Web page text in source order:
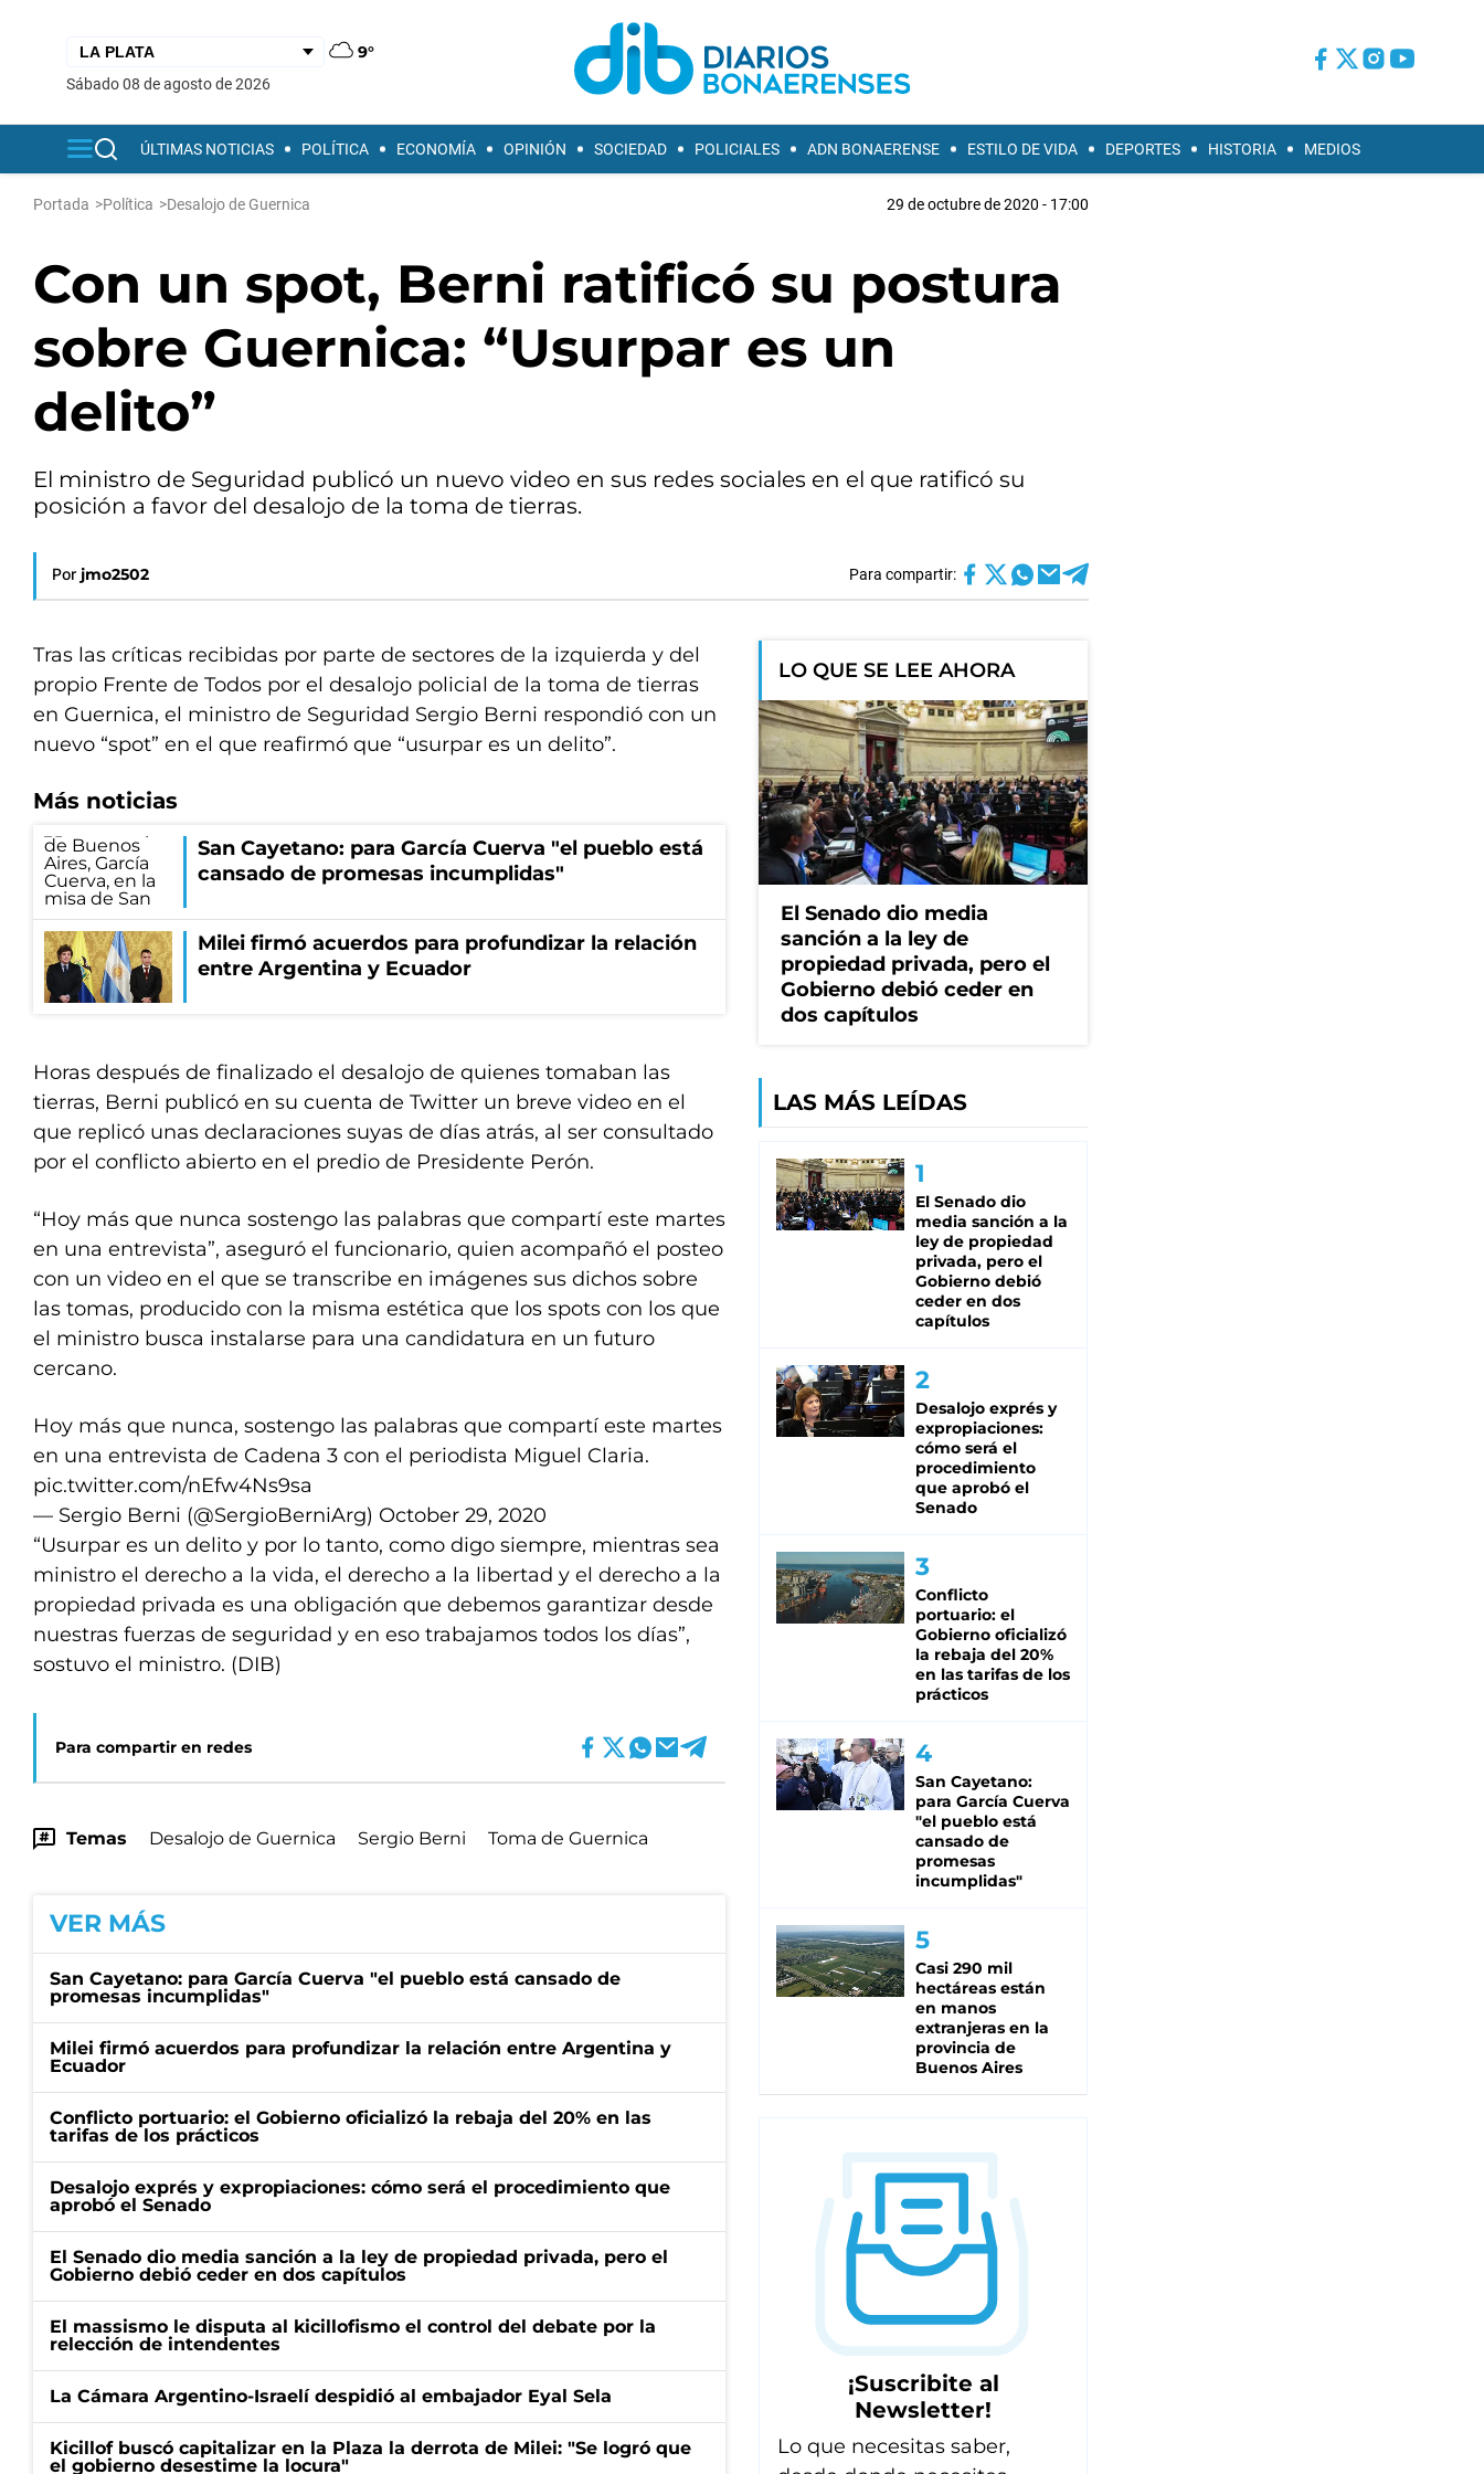
9°
sábado 08 de agosto de 2026
ÚLTIMAS NOTICIAS POLÍTICA ECONOMÍA OPINIÓN SOCIEDAD POLICIALES ADN BONAERENSE ESTILO DE VIDA DEPORTES HISTORIA MEDIOS
Portada >Política >Desalojo de Guernica 29 de octubre de 2020 - 17:00
Con un spot, Berni ratificó su postura
sobre Guernica: “Usurpar es un
delito”
El ministro de Seguridad publicó un nuevo video en sus redes sociales en el que ratificó su
posición a favor del desalojo de la toma de tierras.
Por jmo2502 Para compartir:
Tras las críticas recibidas por parte de sectores de la izquierda y del
propio Frente de Todos por el desalojo policial de la toma de tierras
en Guernica, el ministro de Seguridad Sergio Berni respondió con un
nuevo “spot” en el que reafirmó que “usurpar es un delito”.
Más noticias
San Cayetano: para García Cuerva "el pueblo está
cansado de promesas incumplidas"
Milei firmó acuerdos para profundizar la relación
entre Argentina y Ecuador
Horas después de finalizado el desalojo de quienes tomaban las
tierras, Berni publicó en su cuenta de Twitter un breve video en el
que replicó unas declaraciones suyas de días atrás, al ser consultado
por el conflicto abierto en el predio de Presidente Perón.
“Hoy más que nunca sostengo las palabras que compartí este martes
en una entrevista”, aseguró el funcionario, quien acompañó el posteo
con un video en el que se transcribe en imágenes sus dichos sobre
las tomas, producido con la misma estética que los spots con los que
el ministro busca instalarse para una candidatura en un futuro
cercano.
Hoy más que nunca, sostengo las palabras que compartí este martes
en una entrevista de Cadena 3 con el periodista Miguel Claria.
pic.twitter.com/nEfw4Ns9sa
— Sergio Berni (@SergioBerniArg) October 29, 2020
“Usurpar es un delito y por lo tanto, como digo siempre, mientras sea
ministro el derecho a la vida, el derecho a la libertad y el derecho a la
propiedad privada es una obligación que debemos garantizar desde
nuestras fuerzas de seguridad y en eso trabajamos todos los días”,
sostuvo el ministro. (DIB)
Para compartir en redes
Temas Desalojo de Guernica Sergio Berni Toma de Guernica
VER MÁS
San Cayetano: para García Cuerva "el pueblo está cansado de
promesas incumplidas"
Milei firmó acuerdos para profundizar la relación entre Argentina y
Ecuador
Conflicto portuario: el Gobierno oficializó la rebaja del 20% en las
tarifas de los prácticos
Desalojo exprés y expropiaciones: cómo será el procedimiento que
aprobó el Senado
El Senado dio media sanción a la ley de propiedad privada, pero el
Gobierno debió ceder en dos capítulos
El massismo le disputa al kicillofismo el control del debate por la
relección de intendentes
La Cámara Argentino-Israelí despidió al embajador Eyal Sela
Kicillof buscó capitalizar en la Plaza la derrota de Milei: "Se logró que
el gobierno desestime la locura"
LO QUE SE LEE AHORA
El Senado dio media
sanción a la ley de
propiedad privada, pero el
Gobierno debió ceder en
dos capítulos
LAS MÁS LEÍDAS
El Senado dio
media sanción a la
ley de propiedad
privada, pero el
Gobierno debió
ceder en dos
capítulos
Desalojo exprés y
expropiaciones:
cómo será el
procedimiento
que aprobó el
Senado
Conflicto
portuario: el
Gobierno oficializó
la rebaja del 20%
en las tarifas de los
prácticos
San Cayetano:
para García Cuerva
"el pueblo está
cansado de
promesas
incumplidas"
Casi 290 mil
hectáreas están
en manos
extranjeras en la
provincia de
Buenos Aires
¡Suscribite al
Newsletter!
Lo que necesitas saber,